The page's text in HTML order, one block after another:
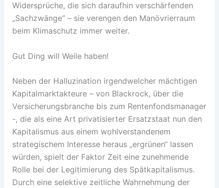
Widersprüche, die sich daraufhin verschärfenden
„Sachzwänge“ – sie verengen den Manövrierraum
beim Klimaschutz immer weiter.
Gut Ding will Weile haben!
Neben der Halluzination irgendwelcher mächtigen
Kapitalmarktakteure – von Blackrock, über die
Versicherungsbranche bis zum Rentenfondsmanager
-, die als eine Art privatisierter Ersatzstaat nun den
Kapitalismus aus einem wohlverstandenem
strategischem Interesse heraus „ergrünen“ lassen
würden, spielt der Faktor Zeit eine zunehmende
Rolle bei der Legitimierung des Spätkapitalismus.
Durch eine selektive zeitliche Wahrnehmung der